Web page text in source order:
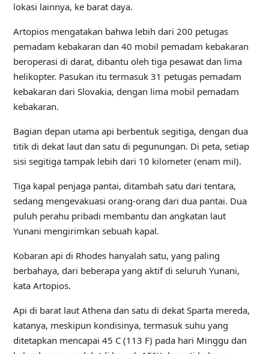
lokasi lainnya, ke barat daya.
Artopios mengatakan bahwa lebih dari 200 petugas
pemadam kebakaran dan 40 mobil pemadam kebakaran
beroperasi di darat, dibantu oleh tiga pesawat dan lima
helikopter. Pasukan itu termasuk 31 petugas pemadam
kebakaran dari Slovakia, dengan lima mobil pemadam
kebakaran.
Bagian depan utama api berbentuk segitiga, dengan dua
titik di dekat laut dan satu di pegunungan. Di peta, setiap
sisi segitiga tampak lebih dari 10 kilometer (enam mil).
Tiga kapal penjaga pantai, ditambah satu dari tentara,
sedang mengevakuasi orang-orang dari dua pantai. Dua
puluh perahu pribadi membantu dan angkatan laut
Yunani mengirimkan sebuah kapal.
Kobaran api di Rhodes hanyalah satu, yang paling
berbahaya, dari beberapa yang aktif di seluruh Yunani,
kata Artopios.
Api di barat laut Athena dan satu di dekat Sparta mereda,
katanya, meskipun kondisinya, termasuk suhu yang
ditetapkan mencapai 45 C (113 F) pada hari Minggu dan